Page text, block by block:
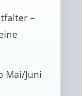
–
Mai/Juni